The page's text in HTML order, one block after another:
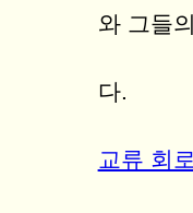
와 그들의
다.
교류 회